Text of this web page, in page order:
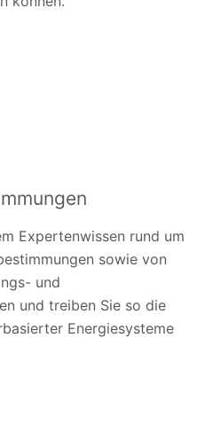
Expertenwissen rund um
sowie von
und
und treiben Sie so die
Energiesysteme